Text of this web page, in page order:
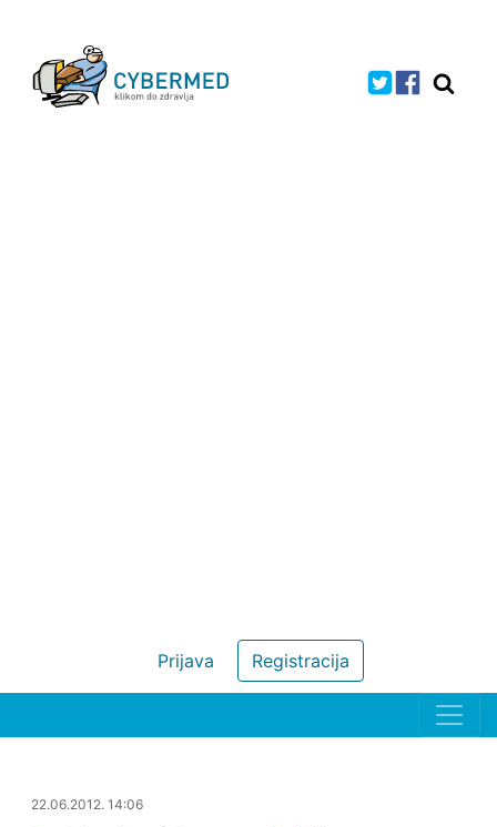
Registracija
Prijava
22.06.2012. 14:37
22.06.2012. 14:06